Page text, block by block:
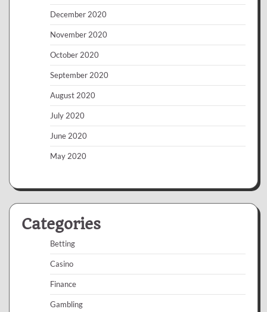
December 2020
November 2020
October 2020
September 2020
August 2020
July 2020
June 2020
May 2020
Categories
Betting
Casino
Finance
Gambling